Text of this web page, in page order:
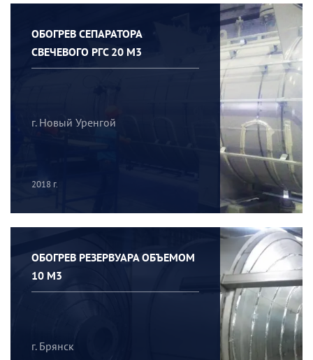
ОБОГРЕВ СЕПАРАТОРА
СВЕЧЕВОГО РГС 20 М3
г. Новый Уренгой
2018 г.
ОБОГРЕВ РЕЗЕРВУАРА ОБЪЕМОМ
10 М3
г. Брянск